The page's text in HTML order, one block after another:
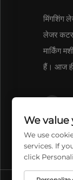
मिंगशिंग
लेजर
मार्किंग
हैं। आज
We value
We use
services. If
click